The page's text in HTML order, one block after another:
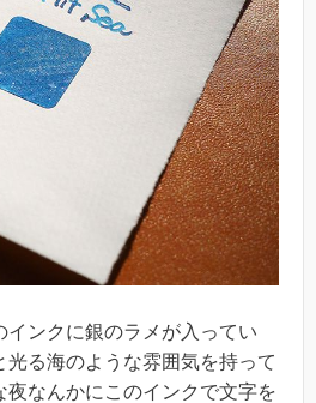
インクに銀のラメが入ってい
光る海のような雰囲気を持って
夜なんかにこのインクで文字を